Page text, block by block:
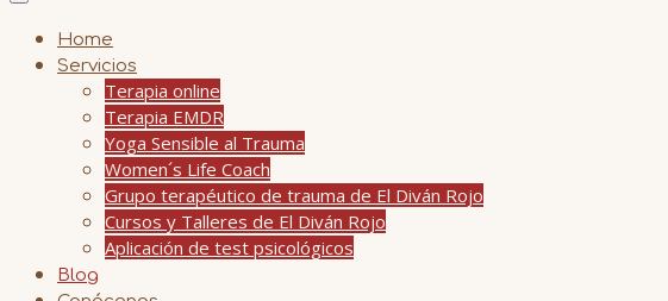
Home
Servicios
Terapia online
Terapia EMDR
Yoga Sensible al Trauma
Women´s Life Coach
Grupo terapéutico de trauma de El Diván Rojo
Cursos y Talleres de El Diván Rojo
Aplicación de test psicológicos
Blog